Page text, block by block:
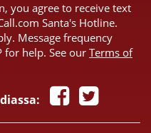
you agree to receive text
Santa's Hotline.
Message frequency
for help. See our Terms of